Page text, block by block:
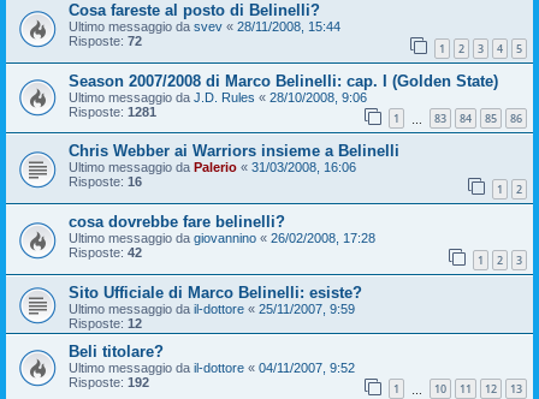
Cosa fareste al posto di Belinelli?
Ultimo messaggio da svev « 28/11/2008, 15:44
Risposte: 72 1 2 3 4 5
Season 2007/2008 di Marco Belinelli: cap. I (Golden State)
Ultimo messaggio da J.D. Rules « 28/10/2008, 9:06
Risposte: 1281 1 83 84 85 86
Chris Webber ai Warriors insieme a Belinelli
Ultimo messaggio da Palerio « 31/03/2008, 16:06
Risposte: 16 1 2
cosa dovrebbe fare belinelli?
Ultimo messaggio da giovannino « 26/02/2008, 17:28
Risposte: 42 1 2 3
Sito Ufficiale di Marco Belinelli: esiste?
Ultimo messaggio da il-dottore « 25/11/2007, 9:59
Risposte: 12
Beli titolare?
Ultimo messaggio da il-dottore « 04/11/2007, 9:52
Risposte: 192 1 10 11 12 13